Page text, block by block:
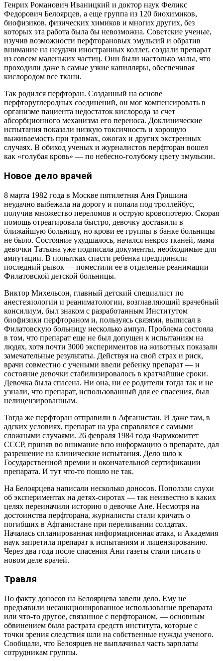
Генрих Романович Иваницкий и доктор наук Феликс
Федорович Белоярцев, а еще группа из 120 биохимиков,
биофизиков, физических химиков и многих других, без
которых эта работа была бы невозможна. Советские ученые,
изучив возможности перфторановых эмульсий и обратив
внимание на неудачи иностранных коллег, создали препарат
из совсем маленьких частиц. Они были настолько малы, что
проходили даже в самые узкие капилляры, обеспечивая
кислородом все ткани.
Так родился перфторан. Созданный на основе
перфторуглеродных соединений, он мог компенсировать в
организме пациента недостаток кислорода за счет
абсорбционного механизма его переноса. Доклинические
испытания показали низкую токсичность и хорошую
выживаемость при травмах, ожогах и других экстренных
случаях. В обиход ученых и журналистов перфторан вошел
как «голубая кровь» — по небесно-голубому цвету эмульсии.
Новое дело врачей
8 марта 1982 года в Москве пятилетняя Аня Гришина
неудачно выбежала на дорогу и попала под троллейбус,
получив множество переломов и острую кровопотерю. Скорая
помощь отреагировала быстро, девочку доставили в
ближайшую больницу, но крови ее группы в банке больницы
не было. Состояние ухудшалось, начался некроз тканей, мама
девочки Татьяна уже подписала документы, необходимые для
ампутации. В попытках спасти ребенка предприняли
последний рывок — поместили ее в отделение реанимации
Филатовской детской больницы.
Виктор Михельсон, главный детский специалист по
анестезиологии и реаниматологии, возглавляющий врачебный
консилиум, был знаком с разработанным Институтом
биофизики перфтораном и, пользуясь связями, выписал в
Филатовскую больницу несколько ампул. Проблема состояла
в том, что препарат еще не был допущен к испытаниям на
людях, хотя почти 3000 экспериментов на животных показали
замечательные результаты. Действуя на свой страх и риск,
врачи совместно с учеными ввели ребенку препарат — и
состояние девочки стабилизировалось в кратчайшие сроки.
Девочка была спасена. Ни она, ни ее родители тогда так и не
узнали, что препарат, использованный для ее спасения, был
нелицензированным.
Тогда же перфторан отправили в Афганистан. И даже там, в
адских условиях, препарат на ура справлялся с самыми
сложными случаями. 26 февраля 1984 года Фармкомитет
СССР, приняв во внимание всю информацию о препарате, дал
разрешение на клинические испытания. Дело шло к
Государственной премии и окончательной сертификации
препарата. И тут что-то пошло не так.
На Белоярцева написали несколько доносов. Поползли слухи
об экспериментах на детях-сиротах — так неизвестно в каких
целях переиначили историю о девочке Ане. Несмотря на
достоинства перфторана, журналисты стали кричать о
погибших в Афганистане при переливании солдатах.
Началась спланированная информационная атака, и Академия
наук запретила препарат к испытаниям и лицензированию.
Через два года после спасения Ани газеты стали писать о
новом деле врачей.
Травля
По факту доносов на Белоярцева завели дело. Ему не
предъявили несанкционированное использование препарата
или что-то другое, связанное с перфтораном, — основным
обвинением была растрата средств института, которые с
точки зрения следствия шли на собственные нужды ученого.
Сообщали, что Белоярцев не выплачивал часть зарплаты
сотрудникам группы.